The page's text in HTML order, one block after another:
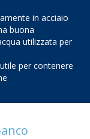
in acciaio
buona
utilizzata per
per contenere